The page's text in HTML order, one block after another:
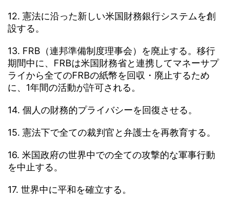
12. 憲法に沿った新しい米国財務銀行システムを創
設する。
13. FRB（連邦準備制度理事会）を廃止する。移行
期間中に、FRBは米国財務省と連携してマネーサプ
ライから全てのFRBの紙幣を回収・廃止するため
に、1年間の活動が許可される。
14. 個人の財務的プライバシーを回復させる。
15. 憲法下で全ての裁判官と弁護士を再教育する。
16. 米国政府の世界中での全ての攻撃的な軍事行動
を中止する。
17. 世界中に平和を確立する。